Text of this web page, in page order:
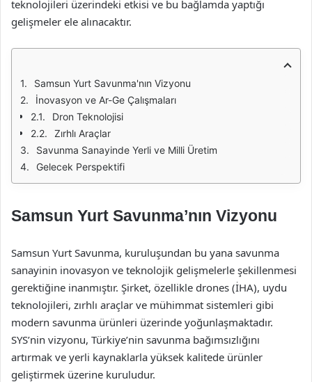
teknolojileri üzerindeki etkisi ve bu bağlamda yaptığı
gelişmeler ele alınacaktır.
Samsun Yurt Savunma'nın Vizyonu
İnovasyon ve Ar-Ge Çalışmaları
Dron Teknolojisi
Zırhlı Araçlar
Savunma Sanayinde Yerli ve Milli Üretim
Gelecek Perspektifi
Samsun Yurt Savunma’nın Vizyonu
Samsun Yurt Savunma, kuruluşundan bu yana savunma
sanayinin inovasyon ve teknolojik gelişmelerle şekillenmesi
gerektiğine inanmıştır. Şirket, özellikle drones (İHA), uydu
teknolojileri, zırhlı araçlar ve mühimmat sistemleri gibi
modern savunma ürünleri üzerinde yoğunlaşmaktadır.
SYS’nin vizyonu, Türkiye’nin savunma bağımsızlığını
artırmak ve yerli kaynaklarla yüksek kalitede ürünler
geliştirmek üzerine kuruludur.